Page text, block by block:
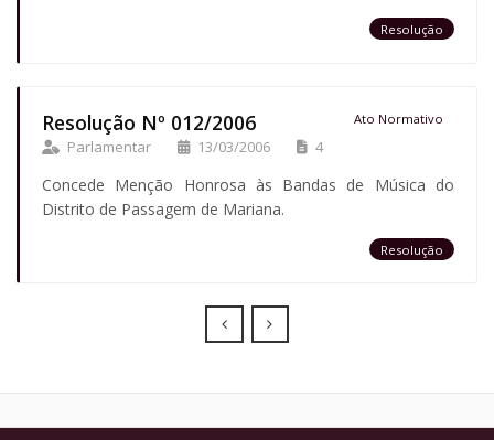
Resolução
Resolução Nº 012/2006 Ato Normativo
Parlamentar 13/03/2006 4
Concede Menção Honrosa às Bandas de Música do
Distrito de Passagem de Mariana.
Resolução
Prev Next